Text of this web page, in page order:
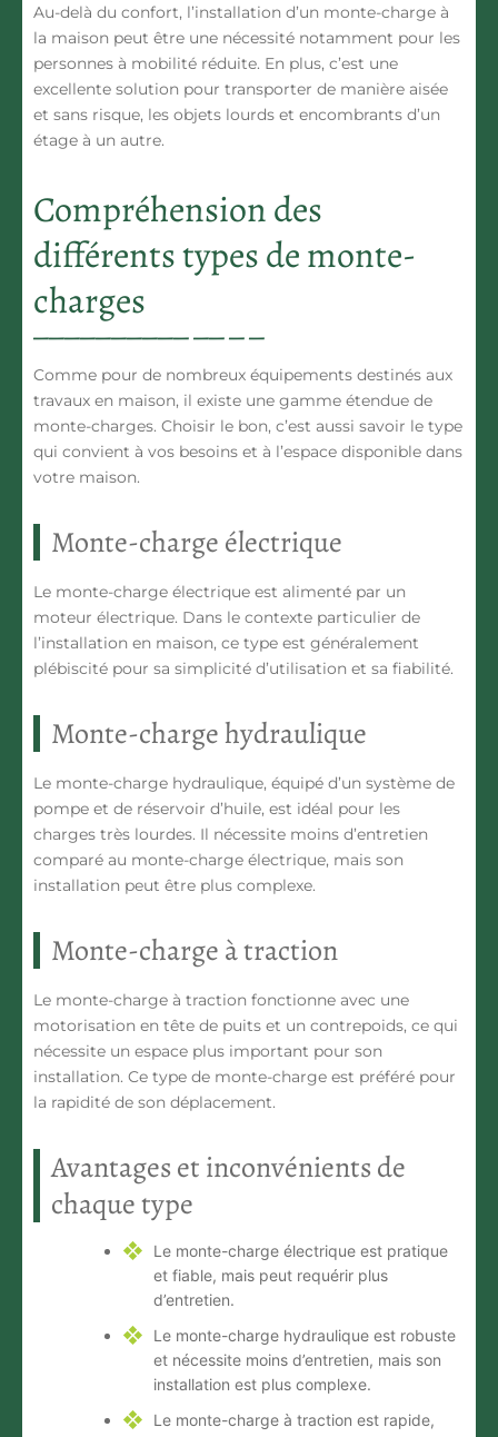
Au-delà du confort, l’installation d’un monte-charge à
la maison peut être une nécessité notamment pour les
personnes à mobilité réduite. En plus, c’est une
excellente solution pour transporter de manière aisée
et sans risque, les objets lourds et encombrants d’un
étage à un autre.
Compréhension des
différents types de monte-
charges
Comme pour de nombreux équipements destinés aux
travaux en maison, il existe une gamme étendue de
monte-charges. Choisir le bon, c’est aussi savoir le type
qui convient à vos besoins et à l’espace disponible dans
votre maison.
Monte-charge électrique
Le monte-charge électrique est alimenté par un
moteur électrique. Dans le contexte particulier de
l’installation en maison, ce type est généralement
plébiscité pour sa simplicité d’utilisation et sa fiabilité.
Monte-charge hydraulique
Le monte-charge hydraulique, équipé d’un système de
pompe et de réservoir d’huile, est idéal pour les
charges très lourdes. Il nécessite moins d’entretien
comparé au monte-charge électrique, mais son
installation peut être plus complexe.
Monte-charge à traction
Le monte-charge à traction fonctionne avec une
motorisation en tête de puits et un contrepoids, ce qui
nécessite un espace plus important pour son
installation. Ce type de monte-charge est préféré pour
la rapidité de son déplacement.
Avantages et inconvénients de
chaque type
Le monte-charge électrique est pratique
et fiable, mais peut requérir plus
d’entretien.
Le monte-charge hydraulique est robuste
et nécessite moins d’entretien, mais son
installation est plus complexe.
Le monte-charge à traction est rapide,